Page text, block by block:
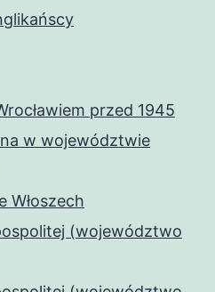
przed 1945
w województwie
Włoszech
(województwo